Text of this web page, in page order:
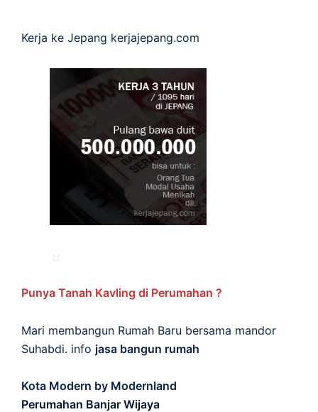
Kerja ke Jepang kerjajepang.com
Punya Tanah Kavling di Perumahan ?
Mari membangun Rumah Baru bersama mandor
Suhabdi. info jasa bangun rumah
Kota Modern by Modernland
Perumahan Banjar Wijaya